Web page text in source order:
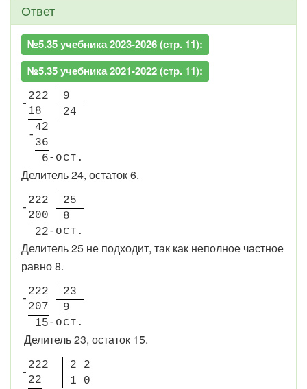
Ответ
№5.35 учебника 2023-2026 (стр. 11):
№5.35 учебника 2021-2022 (стр. 11):
-
222
9
18 24
-
42
36
6- ост.
Делитель 24, остаток 6.
-
222 25
200
8
22- ост.
Делитель 25 не подходит, так как неполное частное
равно 8.
-
222 23
207
9
15- ост.
Делитель 23, остаток 15.
-
222 2
2
22 1
0